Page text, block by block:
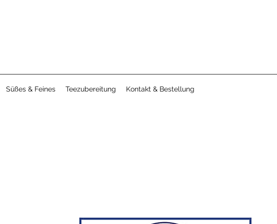
Süßes & Feines Teezubereitung Kontakt & Bestellung